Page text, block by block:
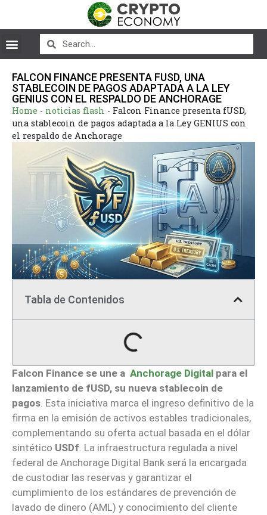
FALCON FINANCE PRESENTA FUSD, UNA
STABLECOIN DE PAGOS ADAPTADA A LA LEY
GENIUS CON EL RESPALDO DE ANCHORAGE
Home - noticias flash - Falcon Finance presenta fUSD,
una stablecoin de pagos adaptada a la Ley GENIUS con
el respaldo de Anchorage
Tabla de Contenidos
Falcon Finance se une a Anchorage Digital para el
lanzamiento de fUSD, su nueva stablecoin de
pagos . Esta iniciativa marca el ingreso definitivo de la
firma en la emisión de activos estables tradicionales,
complementando su oferta actual basada en el dólar
sintético USDf . La infraestructura regulada a nivel
federal de Anchorage Digital Bank será la encargada
de custodiar las reservas y garantizar el
cumplimiento de los estándares de prevención de
lavado de dinero (AML) y conocimiento del cliente